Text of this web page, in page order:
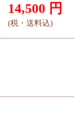
14,500 円
(税・送料込)